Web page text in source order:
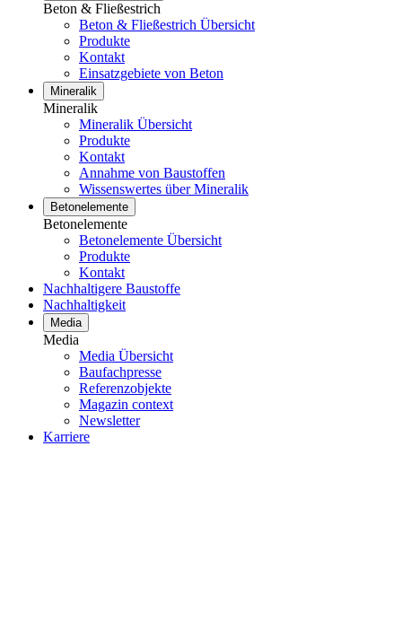
Beton & Fließestrich
Beton & Fließestrich Übersicht
Produkte
Kontakt
Einsatzgebiete von Beton
Mineralik
Mineralik
Mineralik Übersicht
Produkte
Kontakt
Annahme von Baustoffen
Wissenswertes über Mineralik
Betonelemente
Betonelemente
Betonelemente Übersicht
Produkte
Kontakt
Nachhaltigere Baustoffe
Nachhaltigkeit
Media
Media
Media Übersicht
Baufachpresse
Referenzobjekte
Magazin context
Newsletter
Karriere